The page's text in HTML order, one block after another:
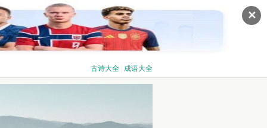
✕
古诗大全 成语大全